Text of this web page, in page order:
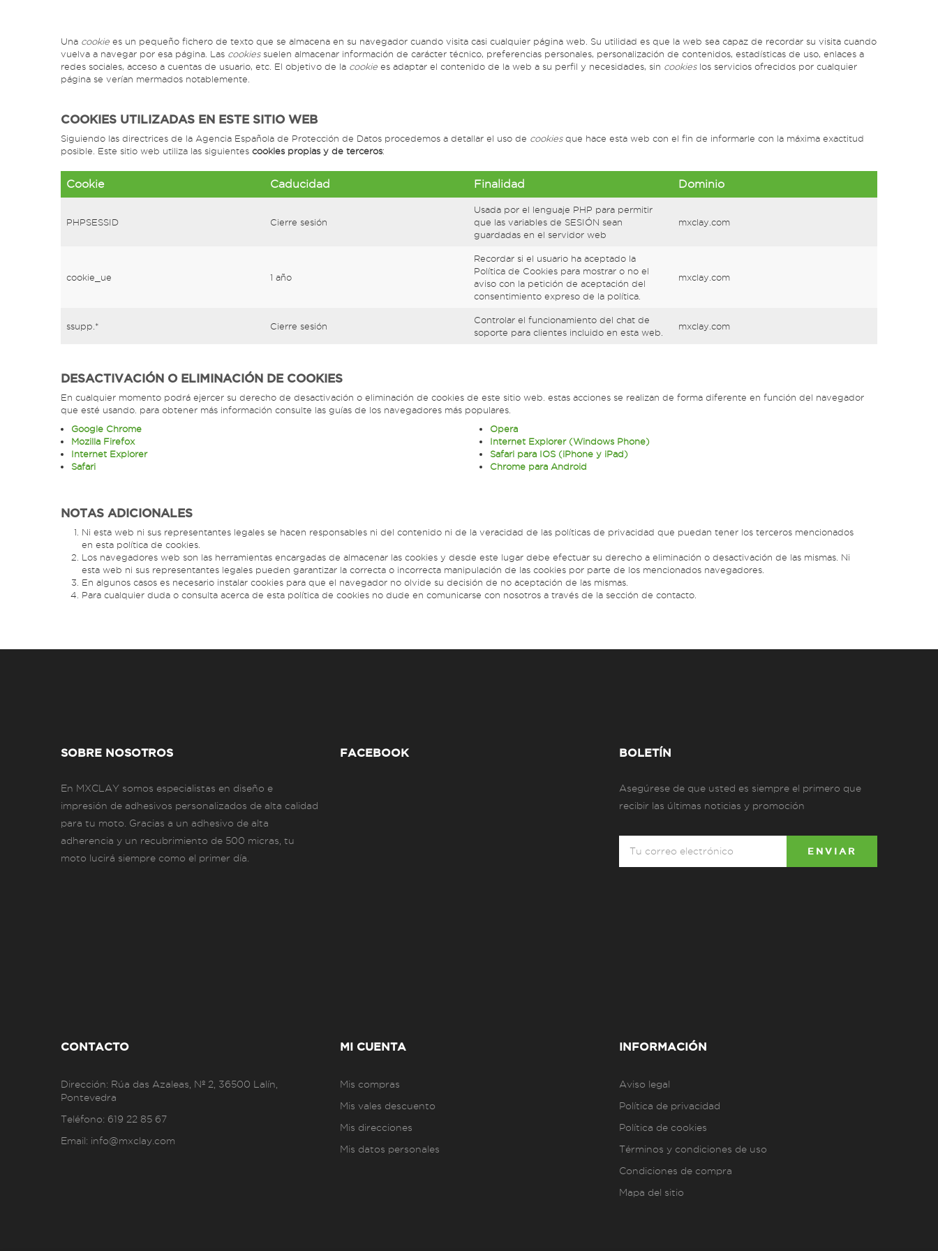
Una cookie es un pequeño fichero de texto que se almacena en su navegador cuando visita casi cualquier página web. Su utilidad es que la web sea capaz de recordar su visita cuando
vuelva a navegar por esa página. Las cookiessuelen almacenar información de carácter técnico, preferencias personales, personalización de contenidos, estadísticas de uso, enlaces a
redes sociales, acceso a cuentas de usuario, etc. El objetivo de la cookie es adaptar el contenido de la web a su perfil y necesidades, sin cookieslos servicios ofrecidos por cualquier
página se verían mermados notablemente.
COOKIES UTILIZADAS EN ESTE SITIO WEB
Siguiendo las directrices de la Agencia Española de Protección de Datos procedemos a detallar el uso de cookiesque hace esta web con el fin de informarle con la máxima exactitud
posible. Este sitio web utiliza las siguientes cookies propias y de terceros:
Cookie Caducidad Finalidad Dominio
PHPSESSID Cierre sesión
Usada por el lenguaje PHP para permitir
que las variables de SESIÓN sean
guardadas en el servidor web
mxclay.com
cookie_ue 1 año
Recordar si el usuario ha aceptado la
Política de Cookies para mostrar o no el
aviso con la petición de aceptación del
consentimiento expreso de la política.
mxclay.com
ssupp.* Cierre sesión
Controlar el funcionamiento del chat de
soporte para clientes incluido en esta web.
mxclay.com
DESACTIVACIÓN O ELIMINACIÓN DE COOKIES
En cualquier momento podrá ejercer su derecho de desactivación o eliminación de cookies de este sitio web. estas acciones se realizan de forma diferente en función del navegador
que esté usando. para obtener más información consulte las guías de los navegadores más populares.
Google Chrome
Mozilla Firefox
Internet Explorer
Safari
Opera
Internet Explorer (Windows Phone)
Safari para IOS (iPhone y iPad)
Chrome para Android
NOTAS ADICIONALES
Ni esta web ni sus representantes legales se hacen responsables ni del contenido ni de la veracidad de las políticas de privacidad que puedan tener los terceros mencionados
en esta política de cookies.
Los navegadores web son las herramientas encargadas de almacenar las cookies y desde este lugar debe efectuar su derecho a eliminación o desactivación de las mismas. Ni
esta web ni sus representantes legales pueden garantizar la correcta o incorrecta manipulación de las cookies por parte de los mencionados navegadores.
En algunos casos es necesario instalar cookies para que el navegador no olvide su decisión de no aceptación de las mismas.
Para cualquier duda o consulta acerca de esta política de cookies no dude en comunicarse con nosotros a través de la sección de contacto.
SOBRE NOSOTROS
En MXCLAY somos especialistas en diseño e
impresión de adhesivos personalizados de alta calidad
para tu moto. Gracias a un adhesivo de alta
adherencia y un recubrimiento de 500 micras, tu
moto lucirá siempre como el primer día.
FACEBOOK BOLETÍN
Asegúrese de que usted es siempre el primero que
recibir las últimas noticias y promoción
CONTACTO
Dirección: Rúa das Azaleas, Nº 2, 36500 Lalín,
Pontevedra
Teléfono: 619 22 85 67
Email: info@mxclay.com
MI CUENTA
Mis compras
Mis vales descuento
Mis direcciones
Mis datos personales
INFORMACIÓN
Aviso legal
Política de privacidad
Política de cookies
Términos y condiciones de uso
Condiciones de compra
Mapa del sitio